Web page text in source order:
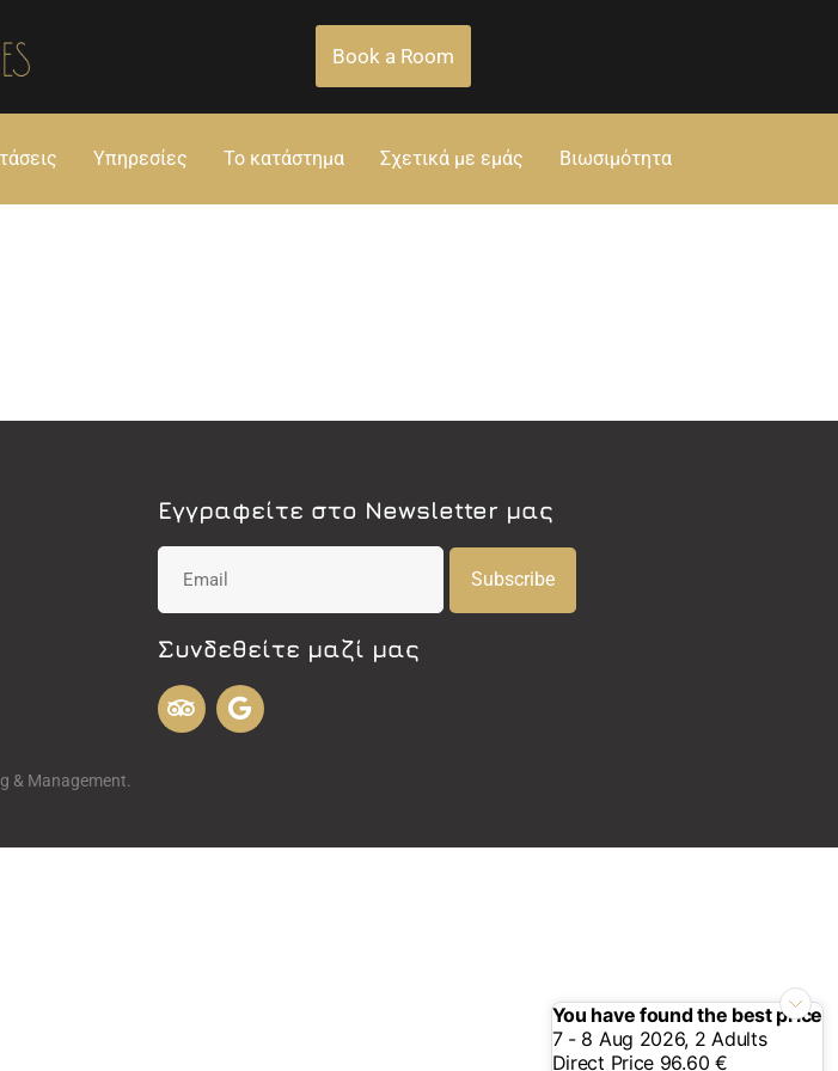
Book a Room
Υπηρεσίες Το κατάστημα Σχετικά με εμάς Βιωσιμότητα
Εγγραφείτε στο Newsletter μας
Subscribe
Συνδεθείτε μαζί μας
& Management.